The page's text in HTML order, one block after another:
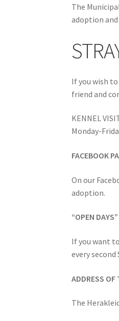
The
adoption
If you wish
friend and
KENNEL
Monday-
FACEBOOK
On our
adoption.
“OPEN
If you want
every
ADDRESS OF
The